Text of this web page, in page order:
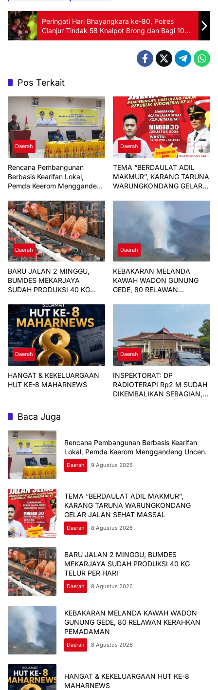
Peringati Hari Bhayangkara ke-80, Polres
Cianjur Tindak 58 Knalpot Brong dan Bagi 100
Paket Sembako
Pos Terkait
Daerah
Rencana Pembangunan
Berbasis Kearifan Lokal,
Pemda Keerom Menggandeng
Daerah
TEMA “BERDAULAT ADIL
MAKMUR”, KARANG TARUNA
WARUNGKONDANG GELAR
Daerah
BARU JALAN 2 MINGGU,
BUMDES MEKARJAYA
SUDAH PRODUKSI 40 KG
Daerah
KEBAKARAN MELANDA
KAWAH WADON GUNUNG
GEDE, 80 RELAWAN
Daerah
HANGAT & KEKELUARGAAN
HUT KE-8 MAHARNEWS
Daerah
INSPEKTORAT: DP
RADIOTERAPI Rp2 M SUDAH
DIKEMBALIKAN SEBAGIAN,
Baca Juga
Rencana Pembangunan Berbasis Kearifan
Lokal, Pemda Keerom Menggandeng Uncen.
Daerah 9 Agustus 2026
TEMA “BERDAULAT ADIL MAKMUR”,
KARANG TARUNA WARUNGKONDANG
GELAR JALAN SEHAT MASSAL
Daerah 8 Agustus 2026
BARU JALAN 2 MINGGU, BUMDES
MEKARJAYA SUDAH PRODUKSI 40 KG
TELUR PER HARI
Daerah 8 Agustus 2026
KEBAKARAN MELANDA KAWAH WADON
GUNUNG GEDE, 80 RELAWAN KERAHKAN
PEMADAMAN
Daerah 8 Agustus 2026
HANGAT & KEKELUARGAAN HUT KE-8
MAHARNEWS